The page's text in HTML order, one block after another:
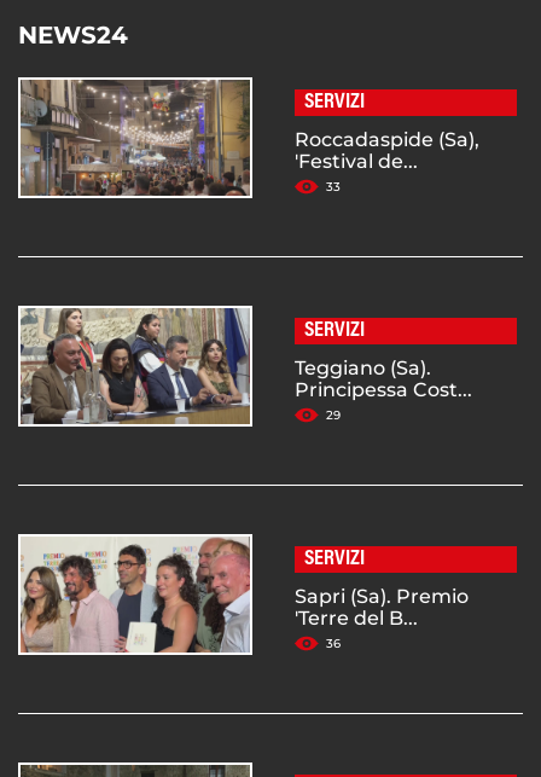
NEWS24
SERVIZI
Roccadaspide (Sa),
'Festival de...
33
SERVIZI
Teggiano (Sa).
Principessa Cost...
29
SERVIZI
Sapri (Sa). Premio
'Terre del B...
36